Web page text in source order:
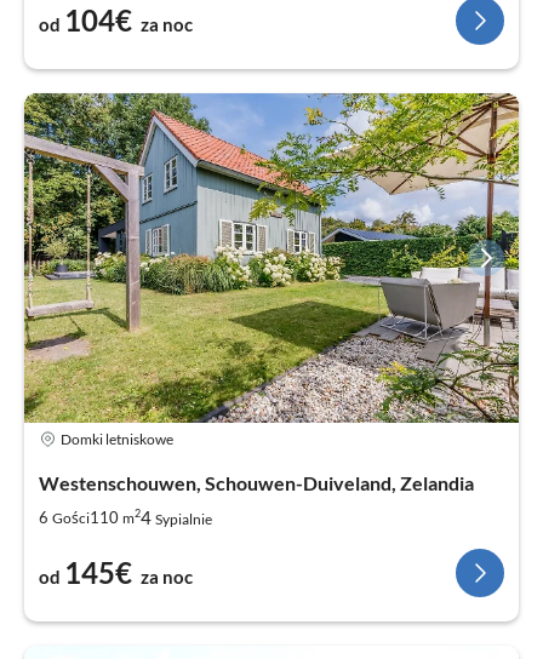
od 104€ za noc
Domki letniskowe
Westenschouwen, Schouwen-Duiveland, Zelandia
6 Gości110 m24 Sypialnie
od 145€ za noc